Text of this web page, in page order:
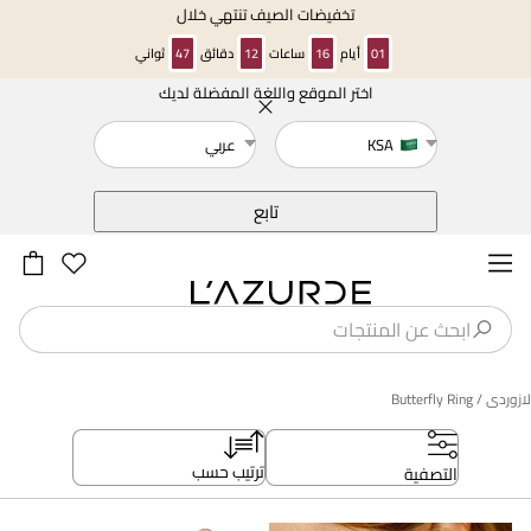
تخفيضات الصيف تنتهي خلال
01 أيام 16 ساعات 12 دقائق 47 ثواني
اختر الموقع واللغة المفضلة لديك
KSA
عربي
تابع
لازوردى/ Butterfly Ring
التصفية ترتيب حسب